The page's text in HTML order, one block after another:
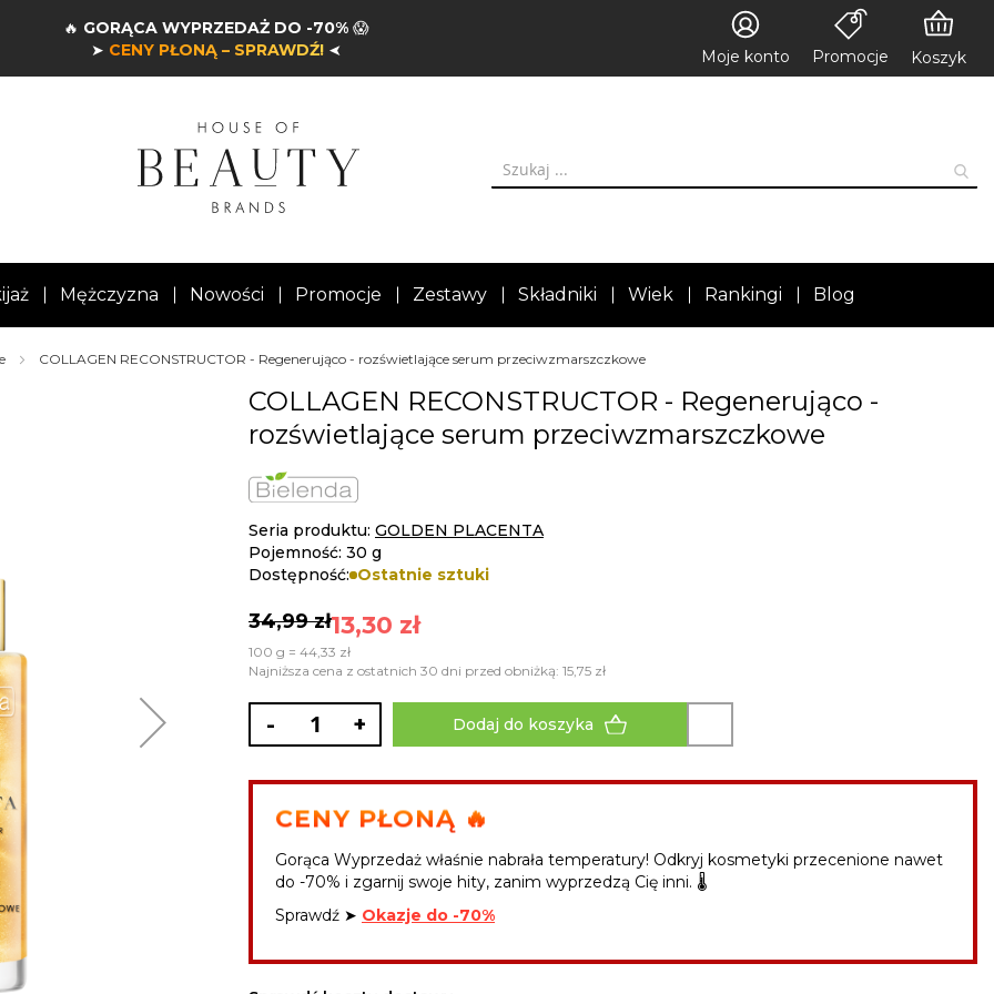
🔥 GORĄCA WYPRZEDAŻ DO -70%😱
➤ CENY PŁONĄ – SPRAWDŹ! ➤ Moje konto Promocje Koszyk
Mężczyzna Nowości Promocje Zestawy Składniki Wiek Rankingi Blog
COLLAGEN RECONSTRUCTOR - Regenerująco - rozświetlające serum przeciwzmarszczkowe
COLLAGEN RECONSTRUCTOR - Regenerująco -
rozświetlające serum przeciwzmarszczkowe
Seria produktu: GOLDEN PLACENTA
Pojemność: 30 g
Dostępność: Ostatnie sztuki
13,30 zł
34,99 zł
100 g = 44,33 zł
Najniższa cena z ostatnich 30 dni przed obniżką: 15,75 zł
- + Dodaj do koszyka
CENY PŁONĄ 🔥
Gorąca Wyprzedaż właśnie nabrała temperatury! Odkryj kosmetyki przecenione nawet
do -70% i zgarnij swoje hity, zanim wyprzedzą Cię inni. 🌡️
Sprawdź ➤ Okazje do -70%